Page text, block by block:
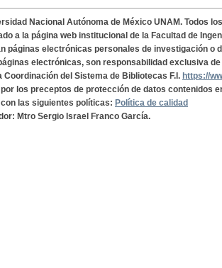
Nacional Autónoma de México UNAM. Todos
a la página web institucional de la Facultad de
páginas electrónicas personales de investigación o
electrónicas, son responsabilidad exclusiva
del Sistema de Bibliotecas F.I. https://
los preceptos de protección de datos contenidos
las siguientes políticas: Política de calidad
Mtro Sergio Israel Franco García.